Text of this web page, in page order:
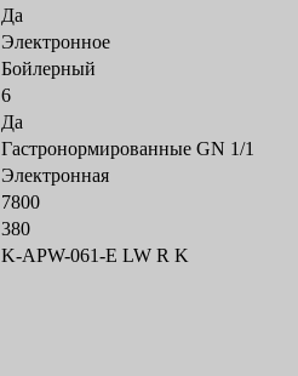
Да
Электронное
Бойлерный
6
Да
Гастронормированные GN 1/1
Электронная
7800
380
K-APW-061-E LW R K